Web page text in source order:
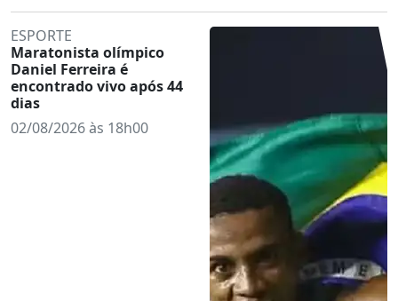
ESPORTE
Maratonista olímpico
Daniel Ferreira é
encontrado vivo após 44
dias
02/08/2026 às 18h00